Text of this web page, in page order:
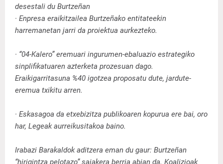
desestali du Burtzeñan
· Enpresa eraikitzailea Burtzeñako entitateekin
harremanetan jarri da proiektua aurkezteko.
· “04-Kalero” eremuari ingurumen-ebaluazio estrategiko
sinplifikatuaren azterketa prozesuan dago.
Eraikigarritasuna %40 igotzea proposatu dute, jardute-
eremua txikitu arren.
· Eskasagoa da etxebizitza publikoaren kopurua ere bai, oro
har, Legeak aurreikusitakoa baino.
Irabazi Barakaldok aditzera eman du gaur: Burtzeñan
“hirigintza pelotazo” saiakera berria abian da. Koalizioak